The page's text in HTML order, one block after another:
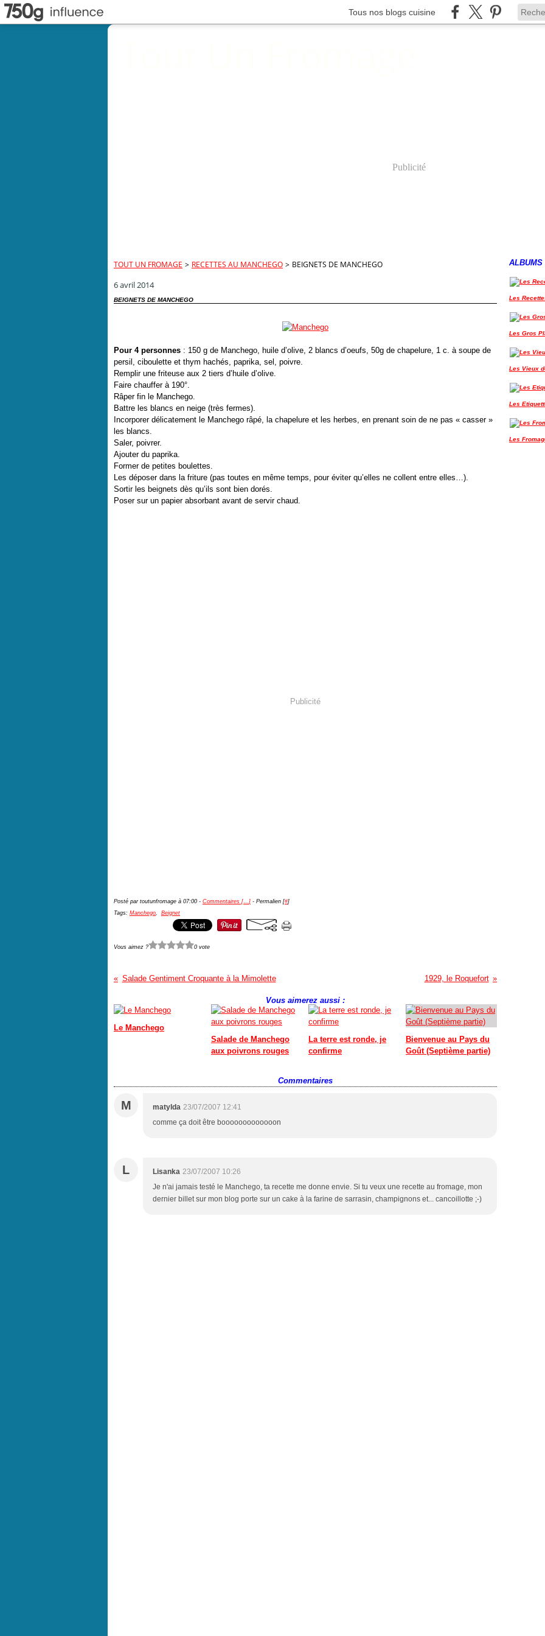
Tous nos blogs cuisine
Publicité
TOUT UN FROMAGE > RECETTES AU MANCHEGO > BEIGNETS DE MANCHEGO
6 avril 2014
BEIGNETS DE MANCHEGO
Pour 4 personnes : 150 g de Manchego, huile d’olive, 2 blancs d’oeufs, 50g de chapelure, 1 c. à soupe de
persil, ciboulette et thym hachés, paprika, sel, poivre.
Remplir une friteuse aux 2 tiers d’huile d’olive.
Faire chauffer à 190°.
Râper fin le Manchego.
Battre les blancs en neige (très fermes).
Incorporer délicatement le Manchego râpé, la chapelure et les herbes, en prenant soin de ne pas « casser »
les blancs.
Saler, poivrer.
Ajouter du paprika.
Former de petites boulettes.
Les déposer dans la friture (pas toutes en même temps, pour éviter qu’elles ne collent entre elles…).
Sortir les beignets dès qu’ils sont bien dorés.
Poser sur un papier absorbant avant de servir chaud.
Publicité
Posté par toutunfromage à 07:00 - Commentaires […] - Permalien [#]
Tags: Manchego, Beignet
Vous aimez ? 0 vote
Salade Gentiment Croquante à la Mimolette 1929, le Roquefort
Vous aimerez aussi :
Le Manchego
Salade de Manchego
aux poivrons rouges
La terre est ronde, je
confirme
Bienvenue au Pays du
Goût (Septième partie)
Commentaires
M matylda 23/07/2007 12:41
comme ça doit être booooooooooooon
L Lisanka 23/07/2007 10:26
Je n'ai jamais testé le Manchego, ta recette me donne envie. Si tu veux une recette au fromage, mon
dernier billet sur mon blog porte sur un cake à la farine de sarrasin, champignons et... cancoillotte ;-)
ALBUMS
Les
Les Gros
Les Vieux
Les
Les